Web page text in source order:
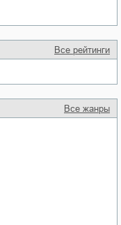
Все рейтинги
Все жанры